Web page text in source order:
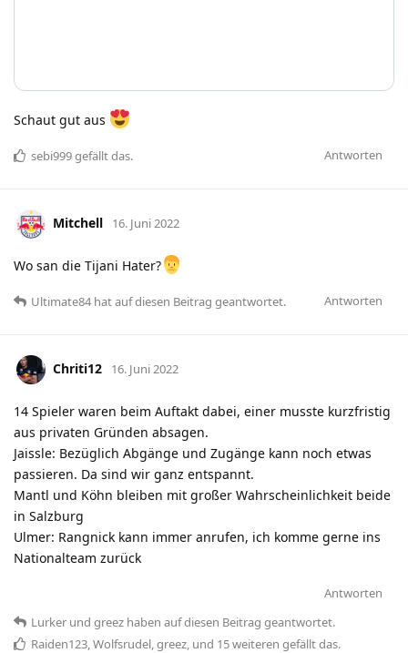
Schaut gut aus
Antworten
sebi999gefällt das.
Mitchell 16. Juni 2022
Wo san die Tijani Hater?
Antworten
Ultimate84 hatauf diesen Beitrag geantwortet.
Chriti12 16. Juni 2022
14 Spieler waren beim Auftakt dabei, einer musste kurzfristig
aus privaten Gründen absagen.
Jaissle: Bezüglich Abgänge und Zugänge kann noch etwas
passieren. Da sind wir ganz entspannt.
Mantl und Köhn bleiben mit großer Wahrscheinlichkeit beide
in Salzburg
Ulmer: Rangnick kann immer anrufen, ich komme gerne ins
Nationalteam zurück
Antworten
Lurker und greez haben auf diesen Beitrag geantwortet.
Raiden123,Wolfsrudel,greez, und 15weiteren gefällt das.